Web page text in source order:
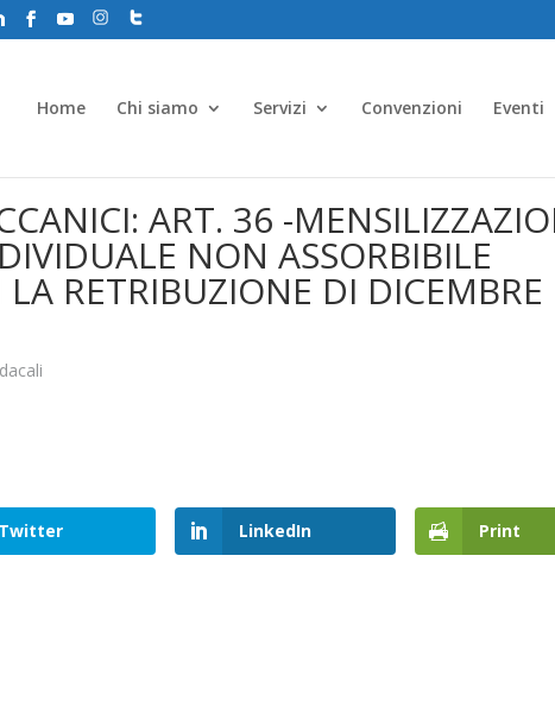
Home Chi siamo Servizi Convenzioni Eventi
ART. 36 -
NON ASSORBIBILE
RETRIBUZIONE DI DICEMBRE
Twitter LinkedIn Print